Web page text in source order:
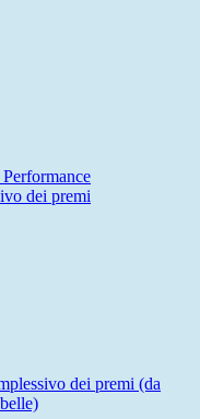
dei premi
dei premi (da